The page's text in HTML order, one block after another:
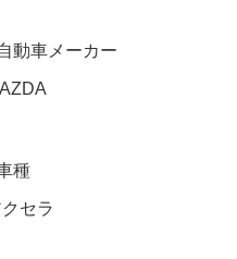
動車メーカー
種
セラ